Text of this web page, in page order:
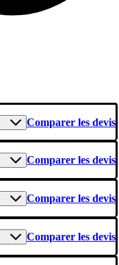
Comparer les devis
Comparer les devis
Comparer les devis
Comparer les devis